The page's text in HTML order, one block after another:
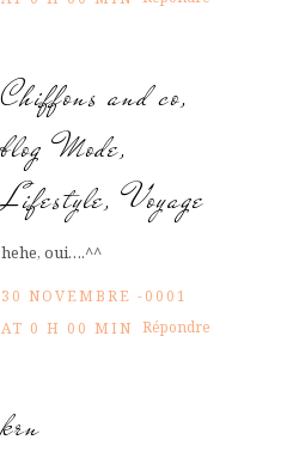
Chiffons and co,
blog Mode,
Lifestyle, Voyage
hehe, oui….^^
30 NOVEMBRE -0001
AT 0 H 00 MIN Répondre
krn